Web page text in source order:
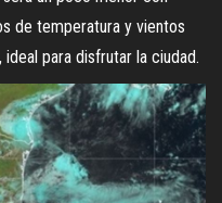
de temperatura y vientos
para disfrutar la ciudad.